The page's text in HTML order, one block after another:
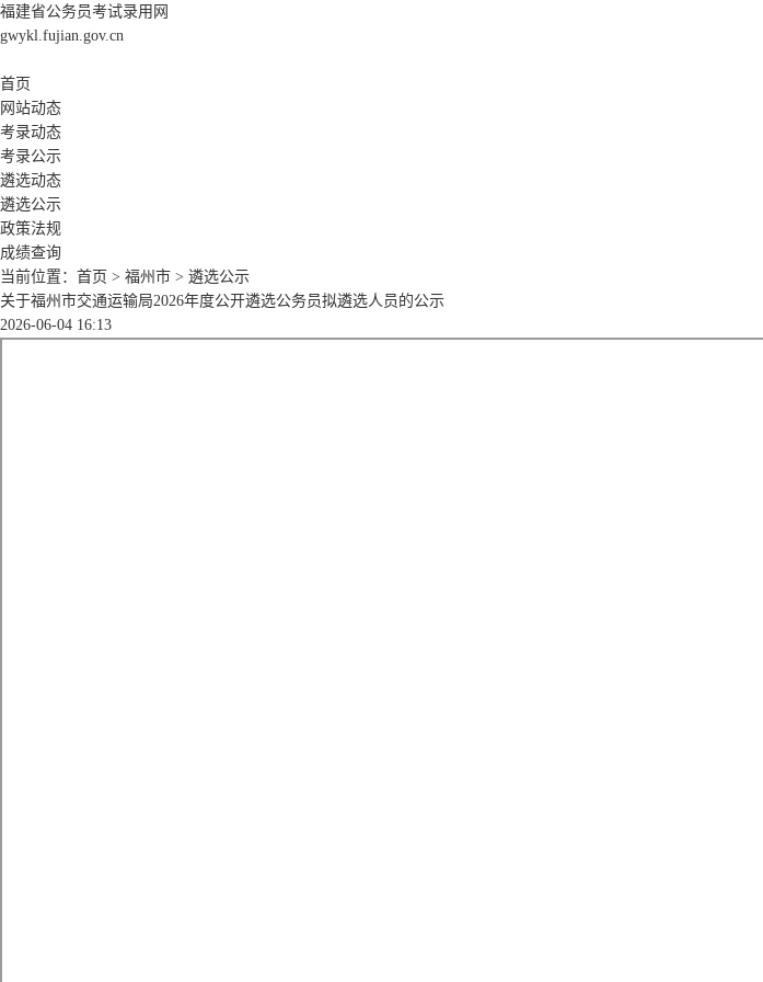
福建省公务员考试录用网
gwykl.fujian.gov.cn
首页
网站动态
考录动态
考录公示
遴选动态
遴选公示
政策法规
成绩查询
当前位置： 首页 > 福州市 > 遴选公示
关于福州市交通运输局2026年度公开遴选公务员拟遴选人员的公示
2026-06-04 16:13